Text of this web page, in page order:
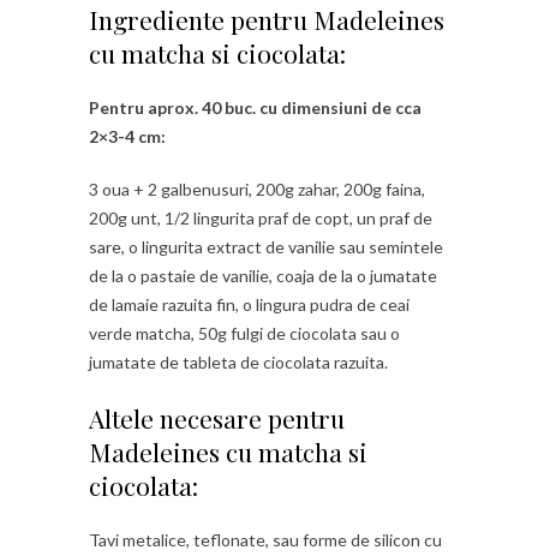
Ingrediente pentru Madeleines
cu matcha si ciocolata:
Pentru aprox. 40 buc. cu dimensiuni de cca
2×3-4 cm:
3 oua + 2 galbenusuri, 200g zahar, 200g faina,
200g unt, 1/2 lingurita praf de copt, un praf de
sare, o lingurita extract de vanilie sau semintele
de la o pastaie de vanilie, coaja de la o jumatate
de lamaie razuita fin, o lingura pudra de ceai
verde matcha, 50g fulgi de ciocolata sau o
jumatate de tableta de ciocolata razuita.
Altele necesare pentru
Madeleines cu matcha si
ciocolata:
Tavi metalice, teflonate, sau forme de silicon cu